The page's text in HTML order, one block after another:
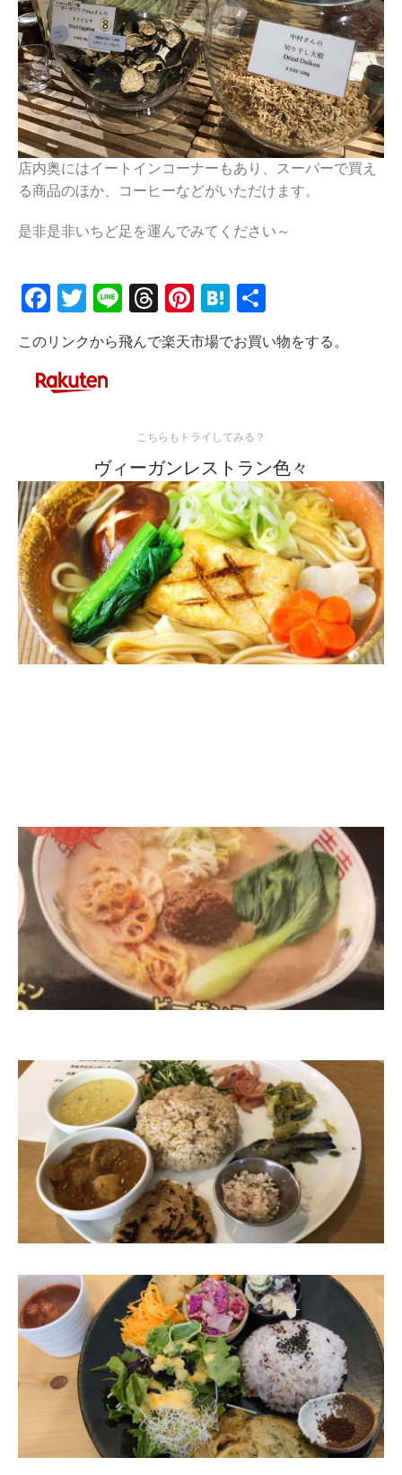
店内奥にはイートインコーナーもあり、スーパーで買え
る商品のほか、コーヒーなどがいただけます。
是非是非いちど足を運んでみてください～
Facebook
Twitter
LineThreads
Pinterest
Hatena
有
このリンクから飛んで楽天市場でお買い物をする。
こちらもトライしてみる？
ヴィーガンレストラン色々